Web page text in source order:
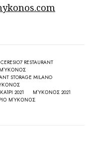
CERESIO7 RESTAURANT
ΜΎΚΟΝΟΣ
STORAGE MILANO
2021
ΜΎΚΟΝΟΣ 2021
ΜΎΚΟΝΟΣ